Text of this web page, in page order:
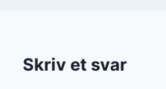
Skriv et svar